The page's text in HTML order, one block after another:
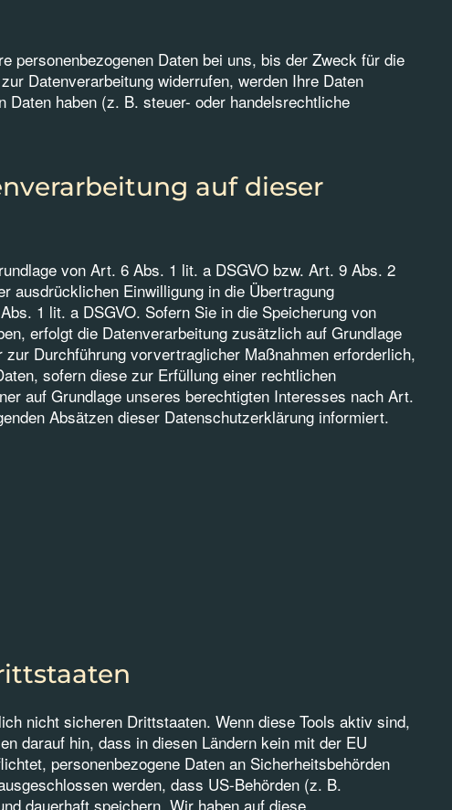
personenbezogenen Daten bei uns, bis der Zweck für die
Datenverarbeitung widerrufen, werden Ihre Daten
haben (z. B. steuer- oder handelsrechtliche
auf dieser
von Art. 6 Abs. 1 lit. a DSGVO bzw. Art. 9 Abs. 2
ausdrücklichen Einwilligung in die Übertragung
1 lit. a DSGVO. Sofern Sie in die Speicherung von
erfolgt die Datenverarbeitung zusätzlich auf Grundlage
Durchführung vorvertraglicher Maßnahmen erforderlich,
sofern diese zur Erfüllung einer rechtlichen
auf Grundlage unseres berechtigten Interesses nach Art.
Absätzen dieser Datenschutzerklärung informiert.
nicht sicheren Drittstaaten. Wenn diese Tools aktiv sind,
darauf hin, dass in diesen Ländern kein mit der EU
personenbezogene Daten an Sicherheitsbehörden
werden, dass US-Behörden (z. B.
dauerhaft speichern. Wir haben auf diese